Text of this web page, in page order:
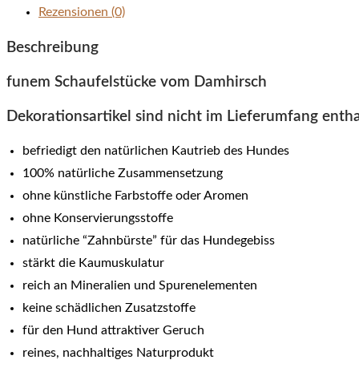
Rezensionen (0)
Beschreibung
funem Schaufelstücke vom Damhirsch
Dekorationsartikel sind nicht im Lieferumfang
befriedigt den natürlichen Kautrieb des Hundes
100% natürliche Zusammensetzung
ohne künstliche Farbstoffe oder Aromen
ohne Konservierungsstoffe
natürliche “Zahnbürste” für das Hundegebiss
stärkt die Kaumuskulatur
reich an Mineralien und Spurenelementen
keine schädlichen Zusatzstoffe
für den Hund attraktiver Geruch
reines, nachhaltiges Naturprodukt